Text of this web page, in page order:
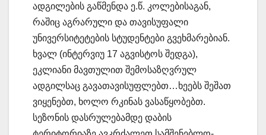
ადგილების გაწმენდა ე.წ. კოლებისაგან,
რაშიც აგრარული და თავისუფალი
უნივერსიტეტების სტუდენტები გვეხმარებიან.
ხვალ (ინტერვიუ 17 აგვისტოს შედგა),
ეკლიანი მავთულით შემოსაზღვრულ
ადგილსაც გავათავისუფლებთ…ხეებს შეშათ
ვიყენებთ, ხოლო რკინას ვასაწყობებთ.
სეზონის დასრულებამდე დაბის